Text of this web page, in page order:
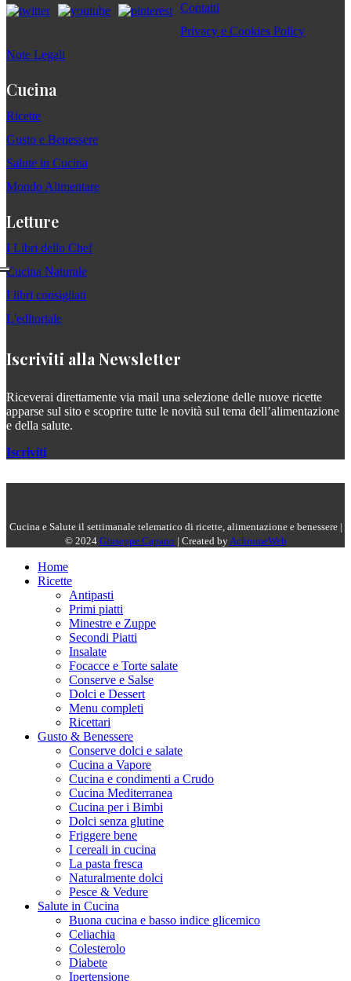
Contatti
Privacy e Cookies Policy
Note Legali
Cucina
Ricette
Gusto e Benessere
Salute in Cucina
Mondo Alimentare
Letture
I Libri dello Chef
Cucina Naturale
I libri consigliati
L'editoriale
Iscriviti alla Newsletter
Riceverai direttamente via mail una selezione delle nuove ricette
apparse sul sito e scoprire tutte le novità sul tema dell’alimentazione
e della salute.
Iscriviti
Cucina e Salute il settimanale telematico di ricette, alimentazione e benessere |
© 2024 Giuseppe Capano | Created by AchromeWeb
Home
Ricette
Antipasti
Primi piatti
Minestre e Zuppe
Secondi Piatti
Insalate
Focacce e Torte salate
Conserve e Salse
Dolci e Dessert
Menu completi
Ricettari
Gusto & Benessere
Conserve dolci e salate
Cucina a Vapore
Cucina e condimenti a Crudo
Cucina Mediterranea
Cucina per i Bimbi
Dolci senza glutine
Friggere bene
I cereali in cucina
La pasta fresca
Naturalmente dolci
Pesce & Vedure
Salute in Cucina
Buona cucina e basso indice glicemico
Celiachia
Colesterolo
Diabete
Ipertensione